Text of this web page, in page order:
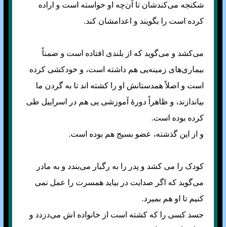
شکنجه می‌کندشان تا آن‌چه او خواسته است و اراده
کرده است را بگویند و اعدامشان کند.
می‌کشد و می‌گوید که از بلندی افتاده است و ضمناً
بیماری‌های زمینه‌یی هم داشته است، و خودکشی کرده
است و اصلاً همدستانش او را کشته اند تا به گردن ما
بیاندازند، و ظاهراً دورهٔ آموزشی یی هم در اسراییل طی
کرده بوده است.
و از این گذشته، عضو بسیج هم بوده است.
کودک را می کشد و پدر را به رگبار می‌بندد و به مادر
می‌گوید که اگر صدایت در بیاید همسرت را عمل نمی
کنیم تا او هم بمیرد.
جسد کسی را که کشته است از خانواده اش می‌دزدد و